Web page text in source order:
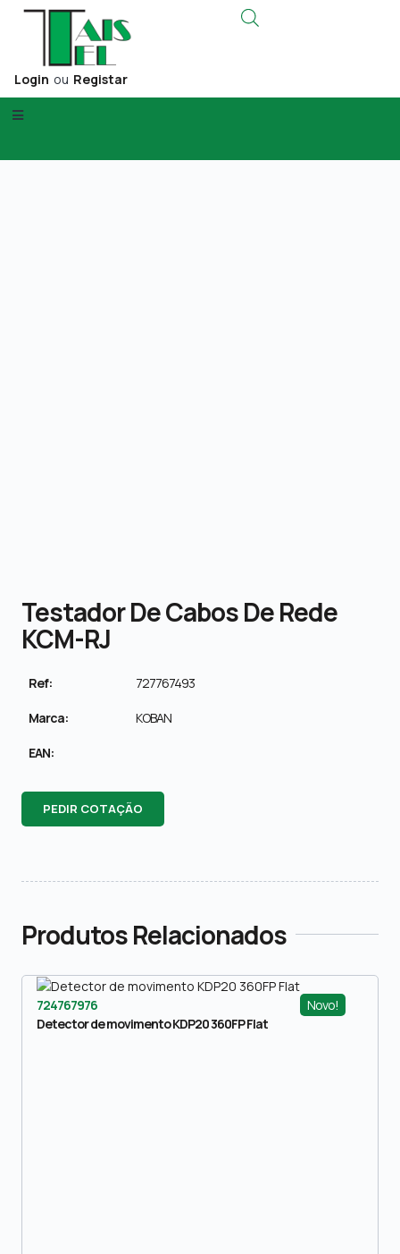
Login ou Registar
Testador De Cabos De Rede
KCM-RJ
Ref: 727767493
Marca: KOBAN
EAN:
PEDIR COTAÇÃO
Produtos Relacionados
Novo!
724767976
Detector de movimento KDP20 360FP Flat